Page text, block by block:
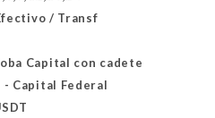
/ Transf
Capital con cadete
- Capital Federal